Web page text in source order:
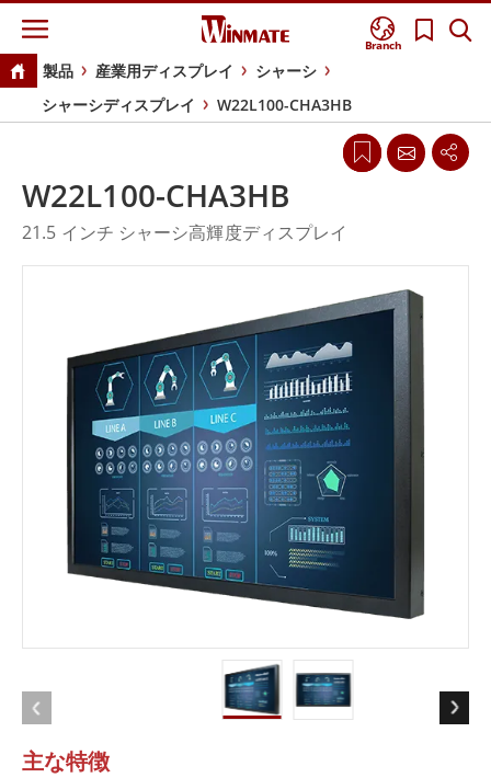
Branch
製品 産業用ディスプレイ
シャーシ
シャーシディスプレイ
W22L100-CHA3HB
主な特徴
W22L100-CHA3HB
21.5 インチ シャーシ高輝度ディスプレイ